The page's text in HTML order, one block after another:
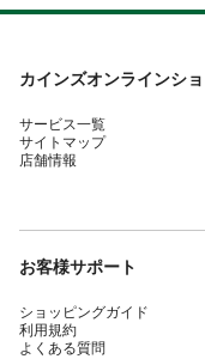
カインズオンラインシ
サービス一覧
サイトマップ
店舗情報
お客様サポート
ショッピングガイド
利用規約
よくある質問